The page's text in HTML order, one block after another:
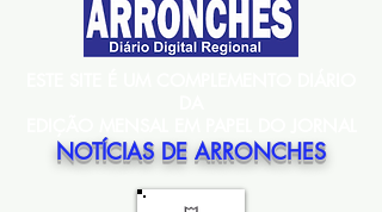
NOTÍCIAS DE ARRONCHES